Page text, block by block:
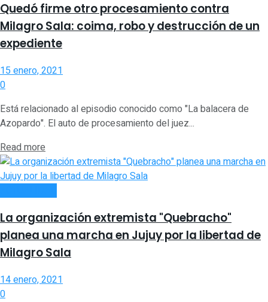
Quedó firme otro procesamiento contra
Milagro Sala: coima, robo y destrucción de un
expediente
15 enero, 2021
0
Está relacionado al episodio conocido como "La balacera de
Azopardo". El auto de procesamiento del juez...
Read more
La organización extremista "Quebracho"
planea una marcha en Jujuy por la libertad de
Milagro Sala
14 enero, 2021
0